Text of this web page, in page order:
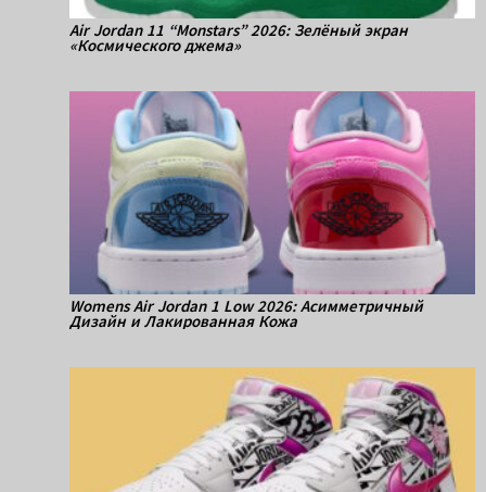
Air Jordan 11 “Monstars” 2026: Зелёный экран
«Космического джема»
Womens Air Jordan 1 Low 2026: Асимметричный
Дизайн и Лакированная Кожа